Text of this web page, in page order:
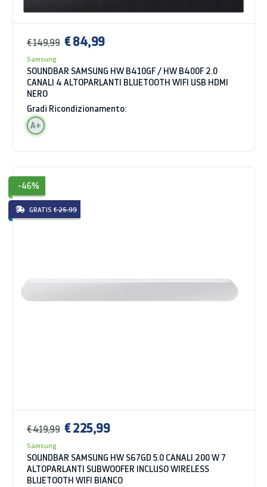
€ 149,99 € 84,99
Samsung
SOUNDBAR SAMSUNG HW B410GF / HW B400F 2.0
CANALI 4 ALTOPARLANTI BLUETOOTH WIFI USB HDMI
NERO
Gradi Ricondizionamento:
A+
-46%
GRATIS € 25.99
€ 419,99 € 225,99
Samsung
SOUNDBAR SAMSUNG HW S67GD 5.0 CANALI 200 W 7
ALTOPARLANTI SUBWOOFER INCLUSO WIRELESS
BLUETOOTH WIFI BIANCO